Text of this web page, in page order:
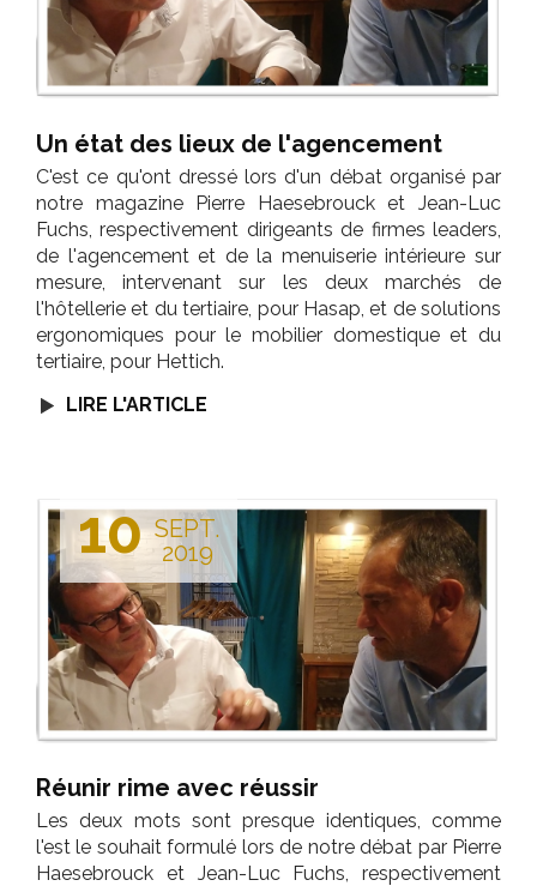
Un état des lieux de l'agencement
C'est ce qu'ont dressé lors d'un débat organisé par
notre magazine Pierre Haesebrouck et Jean-Luc
Fuchs, respectivement dirigeants de firmes leaders,
de l'agencement et de la menuiserie intérieure sur
mesure, intervenant sur les deux marchés de
l'hôtellerie et du tertiaire, pour Hasap, et de solutions
ergonomiques pour le mobilier domestique et du
tertiaire, pour Hettich.
LIRE L'ARTICLE
10 SEPT.
2019
Réunir rime avec réussir
Les deux mots sont presque identiques, comme
l'est le souhait formulé lors de notre débat par Pierre
Haesebrouck et Jean-Luc Fuchs, respectivement